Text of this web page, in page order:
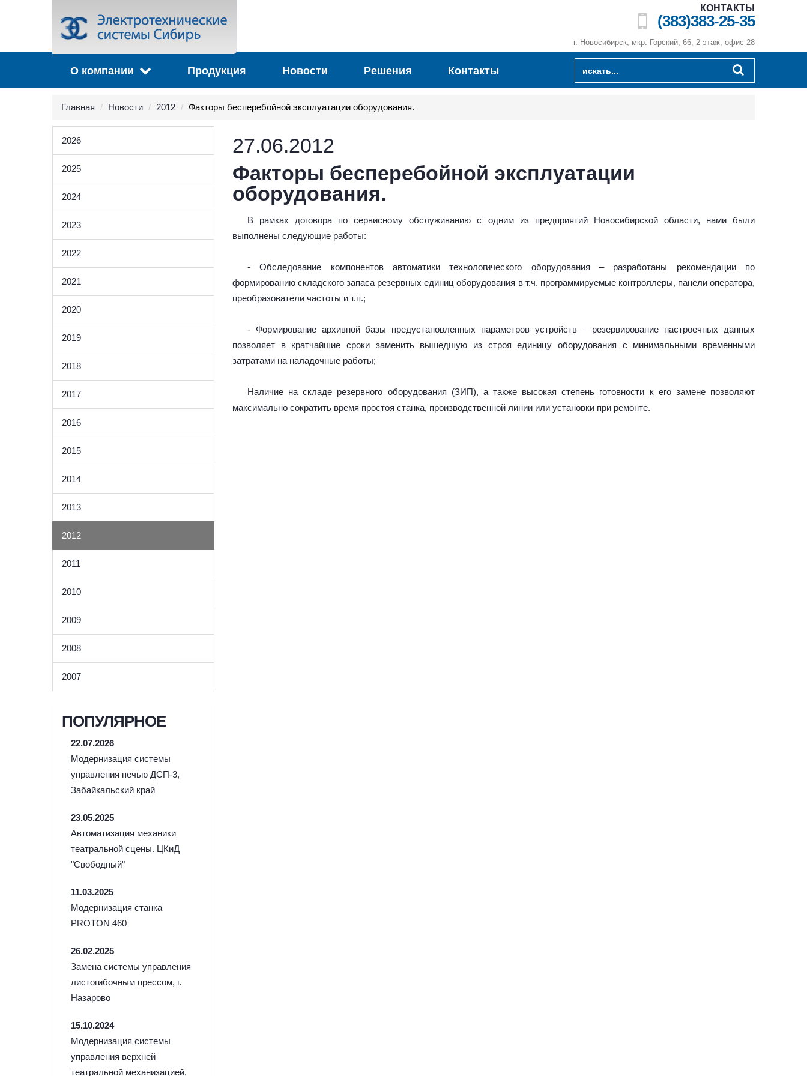
КОНТАКТЫ
(383)383-25-35
г. Новосибирск, мкр. Горский, 66, 2 этаж, офис 28
О компании Продукция Новости Решения Контакты
Главная Новости 2012 Факторы бесперебойной эксплуатации оборудования.
2026
2025
2024
2023
2022
2021
2020
2019
2018
2017
2016
2015
2014
2013
2012
2011
2010
2009
2008
2007
ПОПУЛЯРНОЕ
22.07.2026
Модернизация системы
управления печью ДСП-3,
Забайкальский край
23.05.2025
Автоматизация механики
театральной сцены. ЦКиД
"Свободный"
11.03.2025
Модернизация станка
PROTON 460
26.02.2025
Замена системы управления
листогибочным прессом, г.
Назарово
15.10.2024
Модернизация системы
управления верхней
театральной механизацией,
27.06.2012
Факторы бесперебойной эксплуатации
оборудования.
В рамках договора по сервисному обслуживанию с одним из предприятий Новосибирской области, нами были
выполнены следующие работы:
- Обследование компонентов автоматики технологического оборудования – разработаны рекомендации по
формированию складского запаса резервных единиц оборудования в т.ч. программируемые контроллеры, панели оператора,
преобразователи частоты и т.п.;
- Формирование архивной базы предустановленных параметров устройств – резервирование настроечных данных
позволяет в кратчайшие сроки заменить вышедшую из строя единицу оборудования с минимальными временными
затратами на наладочные работы;
Наличие на складе резервного оборудования (ЗИП), а также высокая степень готовности к его замене позволяют
максимально сократить время простоя станка, производственной линии или установки при ремонте.